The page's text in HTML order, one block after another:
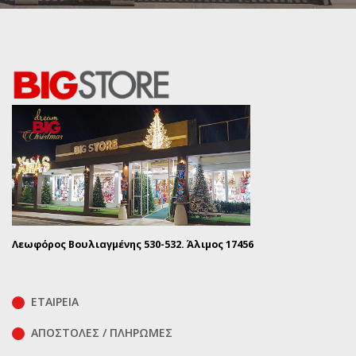
Λεωφόρος Βουλιαγμένης 530-532. Άλιμος 17456
ΕΤΑΙΡΕΙΑ
ΑΠΟΣΤΟΛΕΣ / ΠΛΗΡΩΜΕΣ